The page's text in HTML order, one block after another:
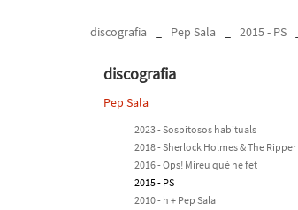
discografia Pep Sala 2015 - PS
discografia
Pep Sala
2023 - Sospitosos habituals
2018 - Sherlock Holmes & The Ripper
2016 - Ops! Mireu què he fet
2015 - PS
2010 - h + Pep Sala